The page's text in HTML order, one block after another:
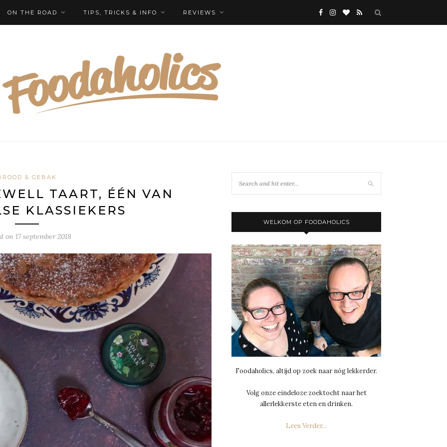
ON THE ROAD TIPS, TRICKS & INFO REVIEWS
& GEBAK
TAART, ÉÉN VAN
KLASSIEKERS
on 17 september 2018
WELKOM OP FOODAHOLICS
Foodaholics, altijd op zoek naar nóg lekkerder.
Volg onze eindeloze zoektocht naar het
allerlekkerste eten en drinken.
Lees Verder...